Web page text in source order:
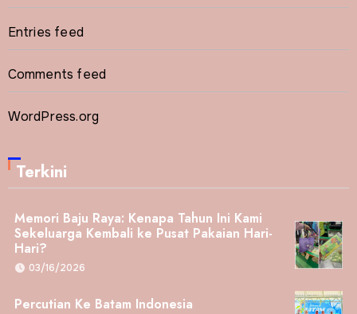
Entries feed
Comments feed
WordPress.org
Terkini
Memori Baju Raya: Kenapa Tahun Ini Kami
Sekeluarga Kembali ke Pusat Pakaian Hari-
Hari?
03/16/2026
Percutian Ke Batam Indonesia